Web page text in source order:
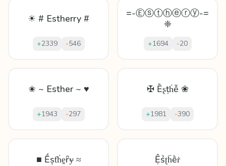
☀ # Estherry #
+2339 -546
=-Ⓔⓢⓣⓗⓔⓡⓨ-=
❈
+1694 -20
✬ ~ Esther ~ ♥
+1943 -297
✠ Ȅʂṭḣễ ❀
+1981 -390
■ Ḗșƭḣḛȓɏ ≈ Ệṥʈḧḕṙ